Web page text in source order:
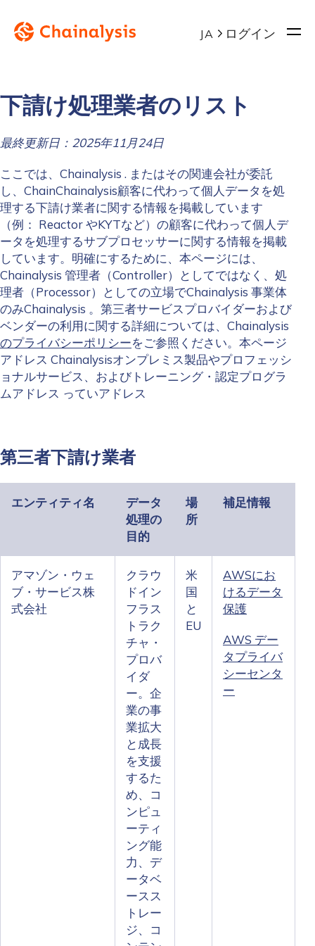
JA ログイン
下請け処理業者のリスト
最終更新日：2025年11月24日
ここでは、Chainalysis . またはその関連会社が委託
し、ChainChainalysis顧客に代わって個人データを処
理する下請け業者に関する情報を掲載しています
（例： Reactor やKYTなど）の顧客に代わって個人デ
ータを処理するサブプロセッサーに関する情報を掲載
しています。明確にするために、本ページには、
Chainalysis 管理者（Controller）としてではなく、処
理者（Processor）としての立場でChainalysis 事業体
のみChainalysis 。第三者サービスプロバイダーおよび
ベンダーの利用に関する詳細については、Chainalysis
のプライバシーポリシーをご参照ください。本ページ
アドレス Chainalysisオンプレミス製品やプロフェッシ
ョナルサービス、およびトレーニング・認定プログラ
ムアドレス っていアドレス
第三者下請け業者
エンティティ名
データ
処理の
目的
場
所
補足情報
アマゾン・ウェ
ブ・サービス株
式会社
クラウ
ドイン
フラス
トラク
チャ・
プロバ
イダ
ー。企
業の事
業拡大
と成長
を支援
するた
め、コ
ンピュ
ーティ
ング能
力、デ
ータベ
ースス
トレー
ジ、コ
米
国
と
EU
AWSにお
けるデータ
保護
AWS デー
タプライバ
シーセンタ
ー